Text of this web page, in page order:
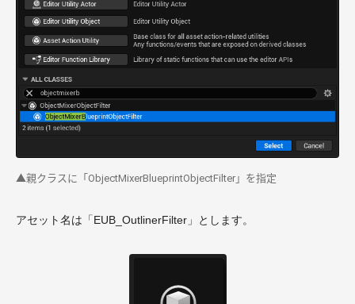
▲親クラスに「ObjectMixerBlueprintObjectFilter」を指定
アセット名は「EUB_OutlinerFilter」とします。